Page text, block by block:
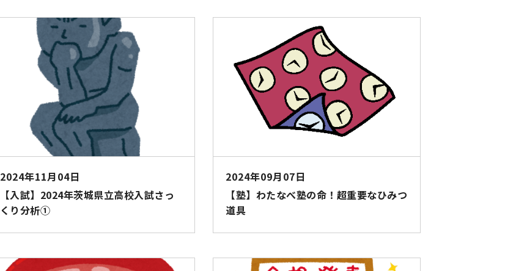
2024年11月04日
【入試】2024年茨城県立高校入試さっ
くり分析①
2024年09月07日
【塾】わたなべ塾の命！超重要なひみつ
道具